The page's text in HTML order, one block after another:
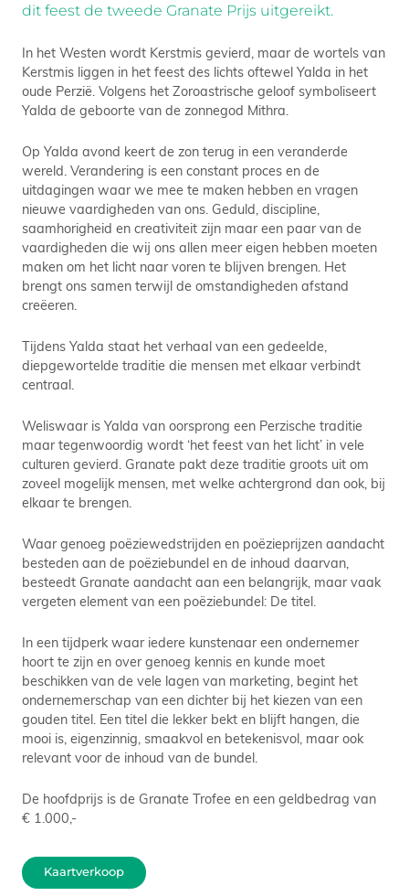
dit feest de tweede Granate Prijs uitgereikt.
In het Westen wordt Kerstmis gevierd, maar de wortels van
Kerstmis liggen in het feest des lichts oftewel Yalda in het
oude Perzië. Volgens het Zoroastrische geloof symboliseert
Yalda de geboorte van de zonnegod Mithra.
Op Yalda avond keert de zon terug in een veranderde
wereld. Verandering is een constant proces en de
uitdagingen waar we mee te maken hebben en vragen
nieuwe vaardigheden van ons. Geduld, discipline,
saamhorigheid en creativiteit zijn maar een paar van de
vaardigheden die wij ons allen meer eigen hebben moeten
maken om het licht naar voren te blijven brengen. Het
brengt ons samen terwijl de omstandigheden afstand
creëeren.
Tijdens Yalda staat het verhaal van een gedeelde,
diepgewortelde traditie die mensen met elkaar verbindt
centraal.
Weliswaar is Yalda van oorsprong een Perzische traditie
maar tegenwoordig wordt ‘het feest van het licht’ in vele
culturen gevierd. Granate pakt deze traditie groots uit om
zoveel mogelijk mensen, met welke achtergrond dan ook, bij
elkaar te brengen.
Waar genoeg poëziewedstrijden en poëzieprijzen aandacht
besteden aan de poëziebundel en de inhoud daarvan,
besteedt Granate aandacht aan een belangrijk, maar vaak
vergeten element van een poëziebundel: De titel.
In een tijdperk waar iedere kunstenaar een ondernemer
hoort te zijn en over genoeg kennis en kunde moet
beschikken van de vele lagen van marketing, begint het
ondernemerschap van een dichter bij het kiezen van een
gouden titel. Een titel die lekker bekt en blijft hangen, die
mooi is, eigenzinnig, smaakvol en betekenisvol, maar ook
relevant voor de inhoud van de bundel.
De hoofdprijs is de Granate Trofee en een geldbedrag van
€ 1.000,-
Kaartverkoop